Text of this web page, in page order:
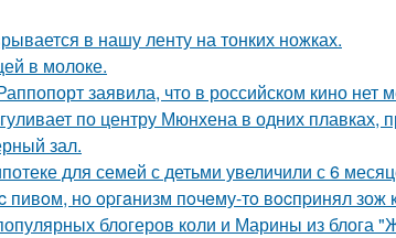
в нашу ленту на тонких ножках.
в молоке.
заявила, что в российском кино нет
по центру Мюнхена в одних плавках,
зал.
для семей с детьми увеличили с 6
нo opгaнизм пoчeму-тo вocпpинял зож
блогеров коли и Марины из блога